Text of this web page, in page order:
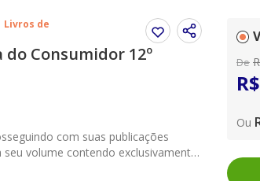
de
do Consumidor 12º
com suas publicações
volume contendo exclusivamente
(Lei n. 8.078, de 11.09.1990),
De
R$
Ou